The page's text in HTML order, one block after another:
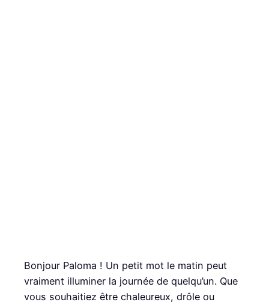
Bonjour Paloma ! Un petit mot le matin peut
vraiment illuminer la journée de quelqu’un. Que
vous souhaitiez être chaleureux, drôle ou